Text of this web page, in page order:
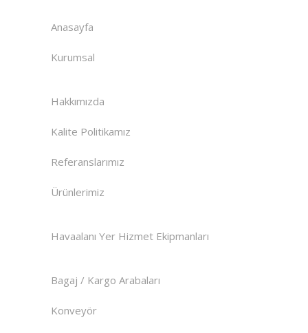
Anasayfa
Kurumsal
Hakkımızda
Kalite Politikamız
Referanslarımız
Ürünlerimiz
Havaalanı Yer Hizmet Ekipmanları
Bagaj / Kargo Arabaları
Konveyör